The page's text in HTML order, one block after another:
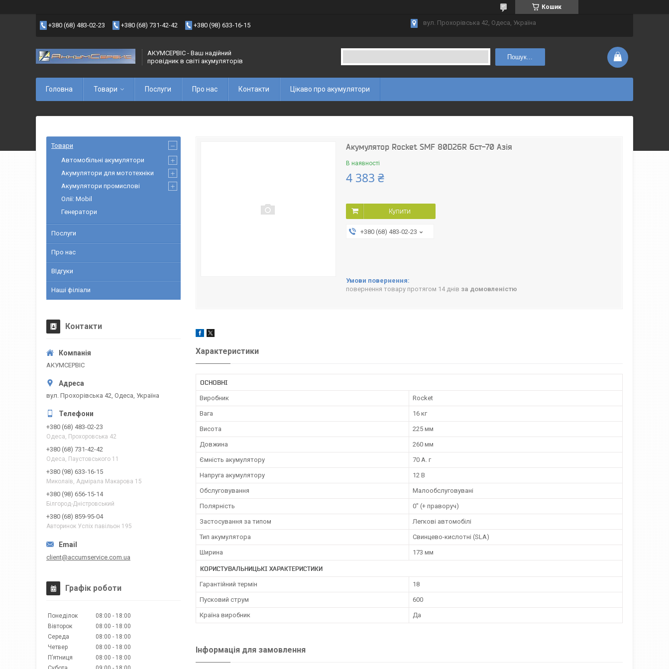
Кошик
+380 (68) 483-02-23 +380 (68) 731-42-42 +380 (98) 633-16-15 вул. Прохорівська 42, Одеса, Україна
АКУМСЕРВІС - Ваш надійний
провідник в світі акумуляторів
Пошук...
Головна Товари Послуги Про нас Контакти Цікаво про акумулятори
Акумулятор Rocket SMF 80D26R 6ст-70 Азія
В наявності
4 383 ₴
Купити
+380 (68) 483-02-23
повернення товару протягом 14 днів за домовленістю
Характеристики
ОСНОВНІ
Виробник Rocket
Вага 16 кг
Висота 225 мм
Довжина 260 мм
Ємність акумулятору 70 А. г
Напруга акумулятору 12 В
Обслуговування Малообслуговувані
Полярність 0" (+ праворуч)
Застосування за типом Легкові автомобілі
Тип акумулятора Свинцево-кислотні (SLA)
Ширина 173 мм
КОРИСТУВАЛЬНИЦЬКІ ХАРАКТЕРИСТИКИ
Гарантійний термін 18
Пусковий струм 600
Країна виробник Да
Інформація для замовлення
Товари
Автомобільні акумулятори
Акумулятори для мототехніки
Акумулятори промислові
Олії: Mobil
Генератори
Послуги
Про нас
ВІдгуки
Наші філіали
Контакти
АКУМСЕРВІС
вул. Прохорівська 42, Одеса, Україна
+380 (68) 483-02-23
Одеса, Прохоровська 42
+380 (68) 731-42-42
Одеса, Паустовського 11
+380 (98) 633-16-15
Миколаїв, Адмірала Макарова 15
+380 (98) 656-15-14
Білгород-Дністровський
+380 (68) 859-95-04
Авторинок Успіх павільон 195
client@accumservice.com.ua
Графік роботи
Понеділок 08:00
18:00
Вівторок
08:00
18:00
Середа
08:00
18:00
Четвер
08:00
18:00
Пʼятниця
08:00
18:00